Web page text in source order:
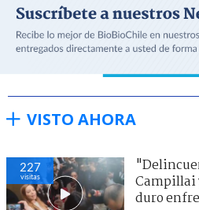
VISTO AHORA
227
visitas
Campillai
duro